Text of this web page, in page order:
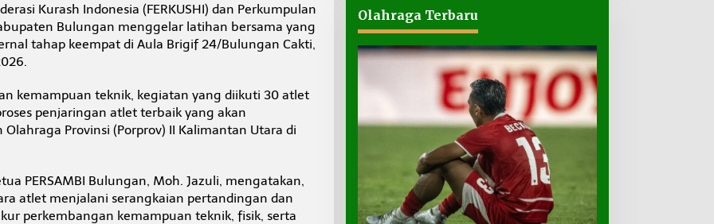
Kurash Indonesia (FERKUSHI) dan Perkumpulan
Bulungan menggelar latihan bersama yang
tahap keempat di Aula Brigif 24/Bulungan Cakti,
kemampuan teknik, kegiatan yang diikuti 30 atlet
penjaringan atlet terbaik yang akan
Provinsi (Porprov) II Kalimantan Utara di
PERSAMBI Bulungan, Moh. Jazuli, mengatakan,
atlet menjalani serangkaian pertandingan dan
perkembangan kemampuan teknik, fisik, serta
Olahraga Terbaru